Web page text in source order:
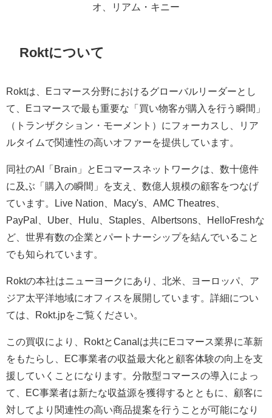
オ、リアム・キニー
Roktについて
Roktは、Eコマース分野におけるグローバルリーダーとし
て、Eコマースで最も重要な「買い物客が購入を行う瞬間」
（トランザクション・モーメント）にフォーカスし、リア
ルタイムで関連性の高いオファーを提供しています。
同社のAI「Brain」とEコマースネットワークは、数十億件
に及ぶ「購入の瞬間」を支え、数億人規模の顧客をつなげ
ています。Live Nation、Macy's、AMC Theatres、
PayPal、Uber、Hulu、Staples、Albertsons、HelloFreshな
ど、世界有数の企業とパートナーシップを結んでいること
でも知られています。
Roktの本社はニューヨークにあり、北米、ヨーロッパ、ア
ジア太平洋地域にオフィスを展開しています。詳細につい
ては、Rokt.jpをご覧ください。
この買収により、RoktとCanalは共にEコマース業界に革新
をもたらし、EC事業者の収益最大化と顧客体験の向上を支
援していくことになります。分散型コマースの導入によっ
て、EC事業者は新たな収益源を獲得するとともに、顧客に
対してより関連性の高い商品提案を行うことが可能になり